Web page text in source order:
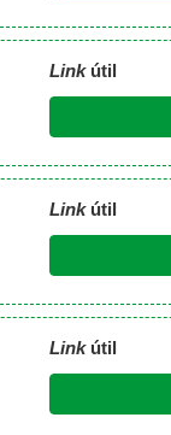
Linkútil
Linkútil
Linkútil